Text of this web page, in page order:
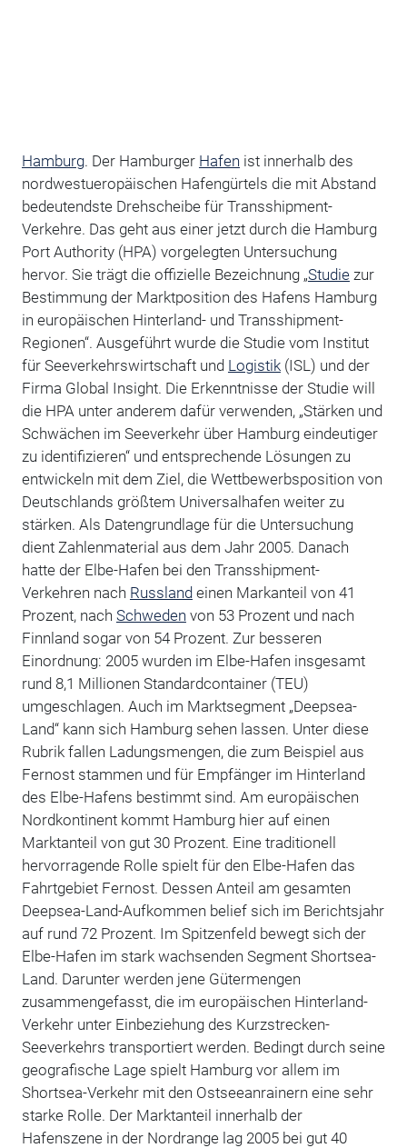
Hamburg. Der Hamburger Hafen ist innerhalb des
nordwestueropäischen Hafengürtels die mit Abstand
bedeutendste Drehscheibe für Transshipment-
Verkehre. Das geht aus einer jetzt durch die Hamburg
Port Authority (HPA) vorgelegten Untersuchung
hervor. Sie trägt die offizielle Bezeichnung „Studiezur
Bestimmung der Marktposition des Hafens Hamburg
in europäischen Hinterland- und Transshipment-
Regionen“. Ausgeführt wurde die Studie vom Institut
für Seeverkehrswirtschaft und Logistik(ISL) und der
Firma Global Insight. Die Erkenntnisse der Studie will
die HPA unter anderem dafür verwenden, „Stärken und
Schwächen im Seeverkehr über Hamburg eindeutiger
zu identifizieren“ und entsprechende Lösungen zu
entwickeln mit dem Ziel, die Wettbewerbsposition von
Deutschlands größtem Universalhafen weiter zu
stärken. Als Datengrundlage für die Untersuchung
dient Zahlenmaterial aus dem Jahr 2005. Danach
hatte der Elbe-Hafen bei den Transshipment-
Verkehren nach Russlandeinen Markanteil von 41
Prozent, nach Schweden von 53 Prozent und nach
Finnland sogar von 54 Prozent. Zur besseren
Einordnung: 2005 wurden im Elbe-Hafen insgesamt
rund 8,1 Millionen Standardcontainer (TEU)
umgeschlagen. Auch im Marktsegment „Deepsea-
Land“ kann sich Hamburg sehen lassen. Unter diese
Rubrik fallen Ladungsmengen, die zum Beispiel aus
Fernost stammen und für Empfänger im Hinterland
des Elbe-Hafens bestimmt sind. Am europäischen
Nordkontinent kommt Hamburg hier auf einen
Marktanteil von gut 30 Prozent. Eine traditionell
hervorragende Rolle spielt für den Elbe-Hafen das
Fahrtgebiet Fernost. Dessen Anteil am gesamten
Deepsea-Land-Aufkommen belief sich im Berichtsjahr
auf rund 72 Prozent. Im Spitzenfeld bewegt sich der
Elbe-Hafen im stark wachsenden Segment Shortsea-
Land. Darunter werden jene Gütermengen
zusammengefasst, die im europäischen Hinterland-
Verkehr unter Einbeziehung des Kurzstrecken-
Seeverkehrs transportiert werden. Bedingt durch seine
geografische Lage spielt Hamburg vor allem im
Shortsea-Verkehr mit den Ostseeanrainern eine sehr
starke Rolle. Der Marktanteil innerhalb der
Hafenszene in der Nordrange lag 2005 bei gut 40